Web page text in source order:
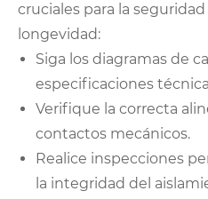
cruciales para la
longevidad:
Siga los diagramas de
especificaciones
Verifique la correcta
contactos mecánicos.
Realice inspecciones
la integridad del